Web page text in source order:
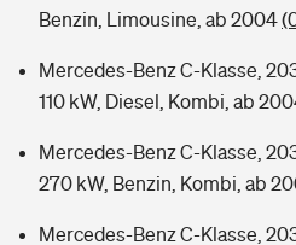
Benzin, Limousine, ab 2004
Mercedes-Benz C-Klasse,
110 kW, Diesel, Kombi, ab
Mercedes-Benz C-Klasse,
270 kW, Benzin, Kombi, ab
Mercedes-Benz C-Klasse,